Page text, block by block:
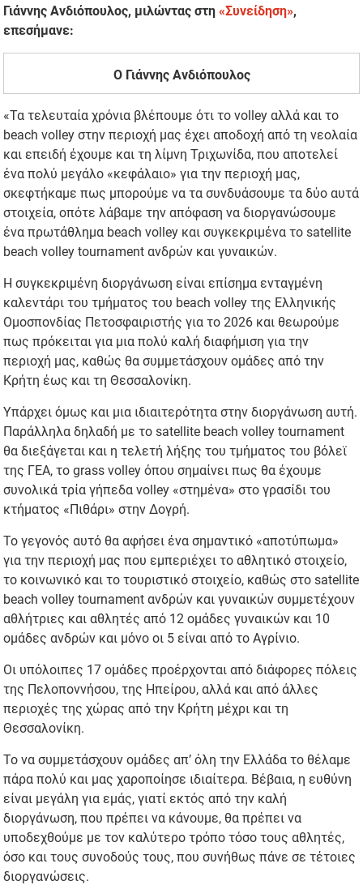
Γιάννης Ανδιόπουλος, μιλώντας στη «Συνείδηση»,
επεσήμανε:
O Γιάννης Ανδιόπουλος
«Τα τελευταία χρόνια βλέπουμε ότι το volley αλλά και το
beach volley στην περιοχή μας έχει αποδοχή από τη νεολαία
και επειδή έχουμε και τη λίμνη Τριχωνίδα, που αποτελεί
ένα πολύ μεγάλο «κεφάλαιο» για την περιοχή μας,
σκεφτήκαμε πως μπορούμε να τα συνδυάσουμε τα δύο αυτά
στοιχεία, οπότε λάβαμε την απόφαση να διοργανώσουμε
ένα πρωτάθλημα beach volley και συγκεκριμένα το satellite
beach volley tournament ανδρών και γυναικών.
Η συγκεκριμένη διοργάνωση είναι επίσημα ενταγμένη
καλεντάρι του τμήματος του beach volley της Ελληνικής
Ομοσπονδίας Πετοσφαιριστής για το 2026 και θεωρούμε
πως πρόκειται για μια πολύ καλή διαφήμιση για την
περιοχή μας, καθώς θα συμμετάσχουν ομάδες από την
Κρήτη έως και τη Θεσσαλονίκη.
Υπάρχει όμως και μια ιδιαιτερότητα στην διοργάνωση αυτή.
Παράλληλα δηλαδή με το satellite beach volley tournament
θα διεξάγεται και η τελετή λήξης του τμήματος του βόλεϊ
της ΓΕΑ, το grass volley όπου σημαίνει πως θα έχουμε
συνολικά τρία γήπεδα volley «στημένα» στο γρασίδι του
κτήματος «Πιθάρι» στην Δογρή.
Το γεγονός αυτό θα αφήσει ένα σημαντικό «αποτύπωμα»
για την περιοχή μας που εμπεριέχει το αθλητικό στοιχείο,
το κοινωνικό και το τουριστικό στοιχείο, καθώς στο satellite
beach volley tournament ανδρών και γυναικών συμμετέχουν
αθλήτριες και αθλητές από 12 ομάδες γυναικών και 10
ομάδες ανδρών και μόνο οι 5 είναι από το Αγρίνιο.
Οι υπόλοιπες 17 ομάδες προέρχονται από διάφορες πόλεις
της Πελοποννήσου, της Ηπείρου, αλλά και από άλλες
περιοχές της χώρας από την Κρήτη μέχρι και τη
Θεσσαλονίκη.
Το να συμμετάσχουν ομάδες απ’ όλη την Ελλάδα το θέλαμε
πάρα πολύ και μας χαροποίησε ιδιαίτερα. Βέβαια, η ευθύνη
είναι μεγάλη για εμάς, γιατί εκτός από την καλή
διοργάνωση, που πρέπει να κάνουμε, θα πρέπει να
υποδεχθούμε με τον καλύτερο τρόπο τόσο τους αθλητές,
όσο και τους συνοδούς τους, που συνήθως πάνε σε τέτοιες
διοργανώσεις.